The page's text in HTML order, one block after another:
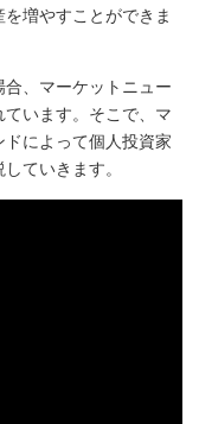
増やすことができま
、マーケットニュー
ています。そこで、マ
によって個人投資家
ていきます。